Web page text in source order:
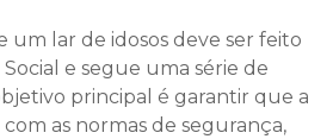
um lar de idosos deve ser feito
e segue uma série de
principal é garantir que a
as normas de segurança,